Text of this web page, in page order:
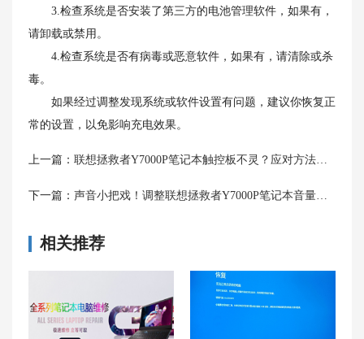
3.检查系统是否安装了第三方的电池管理软件，如果有，
请卸载或禁用。
4.检查系统是否有病毒或恶意软件，如果有，请清除或杀
毒。
如果经过调整发现系统或软件设置有问题，建议你恢复正
常的设置，以免影响充电效果。
上一篇： 联想拯救者Y7000P笔记本触控板不灵？应对方法大公开！
下一篇： 声音小把戏！调整联想拯救者Y7000P笔记本音量的最佳方法！
相关推荐